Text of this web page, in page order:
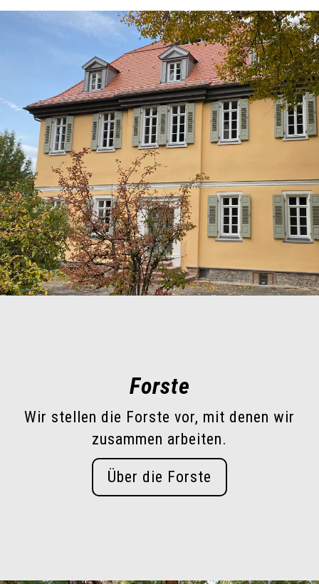
Forste
Wir stellen die Forste vor, mit denen wir
zusammen arbeiten.
Über die Forste